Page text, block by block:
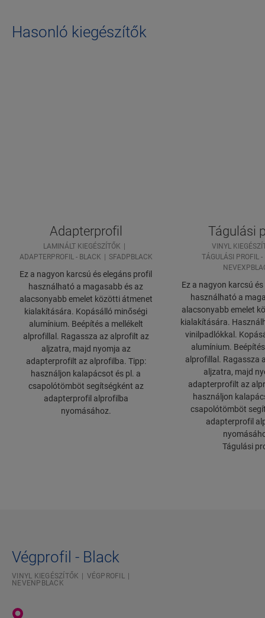
Hasonló kiegészítők
Adapterprofil
LAMINÁLT KIEGÉSZÍTŐK
ADAPTERPROFIL - BLACK
SFADPBLACK
Ez a nagyon karcsú és elegáns profil
használható a magasabb és az
alacsonyabb emelet közötti átmenet
kialakítására. Kopásálló minőségi
alumínium. Beépítés a mellékelt
alprofillal. Ragassza az alprofilt az
aljzatra, majd nyomja az
adapterprofilt az alprofilba. Tipp:
használjon kalapácsot és pl. a
csapolótömböt segítségként az
adapterprofil alprofilba
nyomásához.
Tágulási
VINYL
TÁGULÁSI PROFIL -
Ez a nagyon karcsú
használható a
alacsonyabb emelet
kialakítására.
vinilpadlókkal.
alumínium.
alprofillal. Ragassza
aljzatra, majd
adapterprofilt az
használjon
csapolótömböt
adapterprofil
Tágulási
Végprofil - Black
VINYL KIEGÉSZÍTŐK
VÉGPROFIL
NEVENPBLACK